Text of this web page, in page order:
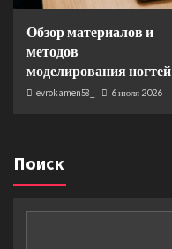
Обзор материалов и
методов
моделирования ногтей
evrokamen58_ 6 июля 2026
Поиск